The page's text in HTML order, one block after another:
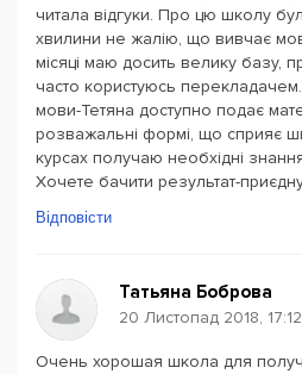
читала відгуки. Про цю школу
хвилини не жалію, що вивчає
місяці маю досить велику базу,
часто користуюсь
мови-Тетяна доступно подає
розважальні формі, що сприяє
курсах получаю необхідні
Хочете бачити результат-
Відповісти
Татьяна Боброва
20 Листопад 2018, 17:12
Очень хорошая школа для